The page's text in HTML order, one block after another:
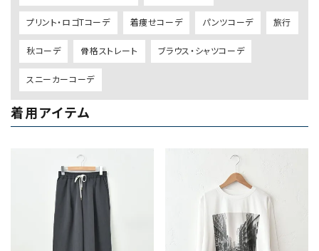
プリント・ロゴTコーデ 着痩せコーデ パンツコーデ 旅行
秋コーデ 骨格ストレート ブラウス・シャツコーデ
スニーカーコーデ
着用アイテム